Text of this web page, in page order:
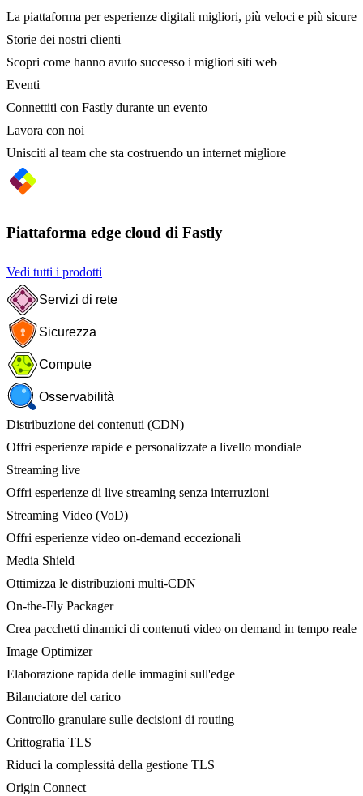
La piattaforma per esperienze digitali migliori, più veloci e più sicure
Storie dei nostri clienti
Scopri come hanno avuto successo i migliori siti web
Eventi
Connettiti con Fastly durante un evento
Lavora con noi
Unisciti al team che sta costruendo un internet migliore
Piattaforma edge cloud di Fastly
Vedi tutti i prodotti
Servizi di rete
Sicurezza
Compute
Osservabilità
Distribuzione dei contenuti (CDN)
Offri esperienze rapide e personalizzate a livello mondiale
Streaming live
Offri esperienze di live streaming senza interruzioni
Streaming Video (VoD)
Offri esperienze video on-demand eccezionali
Media Shield
Ottimizza le distribuzioni multi-CDN
On-the-Fly Packager
Crea pacchetti dinamici di contenuti video on demand in tempo reale
Image Optimizer
Elaborazione rapida delle immagini sull'edge
Bilanciatore del carico
Controllo granulare sulle decisioni di routing
Crittografia TLS
Riduci la complessità della gestione TLS
Origin Connect